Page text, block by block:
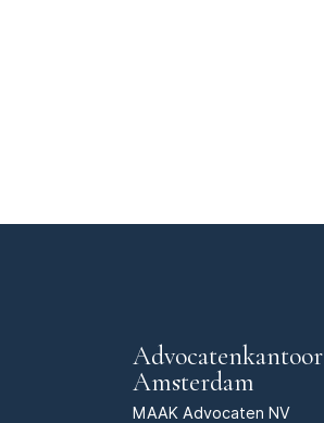
Advocatenkantoor
Amsterdam
MAAK Advocaten NV